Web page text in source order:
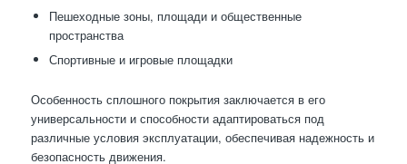
Пешеходные зоны, площади и общественные
пространства
Спортивные и игровые площадки
Особенность сплошного покрытия заключается в его
универсальности и способности адаптироваться под
различные условия эксплуатации, обеспечивая надежность и
безопасность движения.